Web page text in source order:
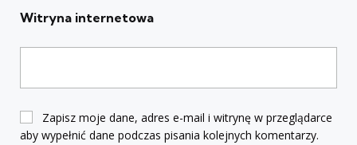
Witryna internetowa
Zapisz moje dane, adres e-mail i witrynę w przeglądarce
aby wypełnić dane podczas pisania kolejnych komentarzy.